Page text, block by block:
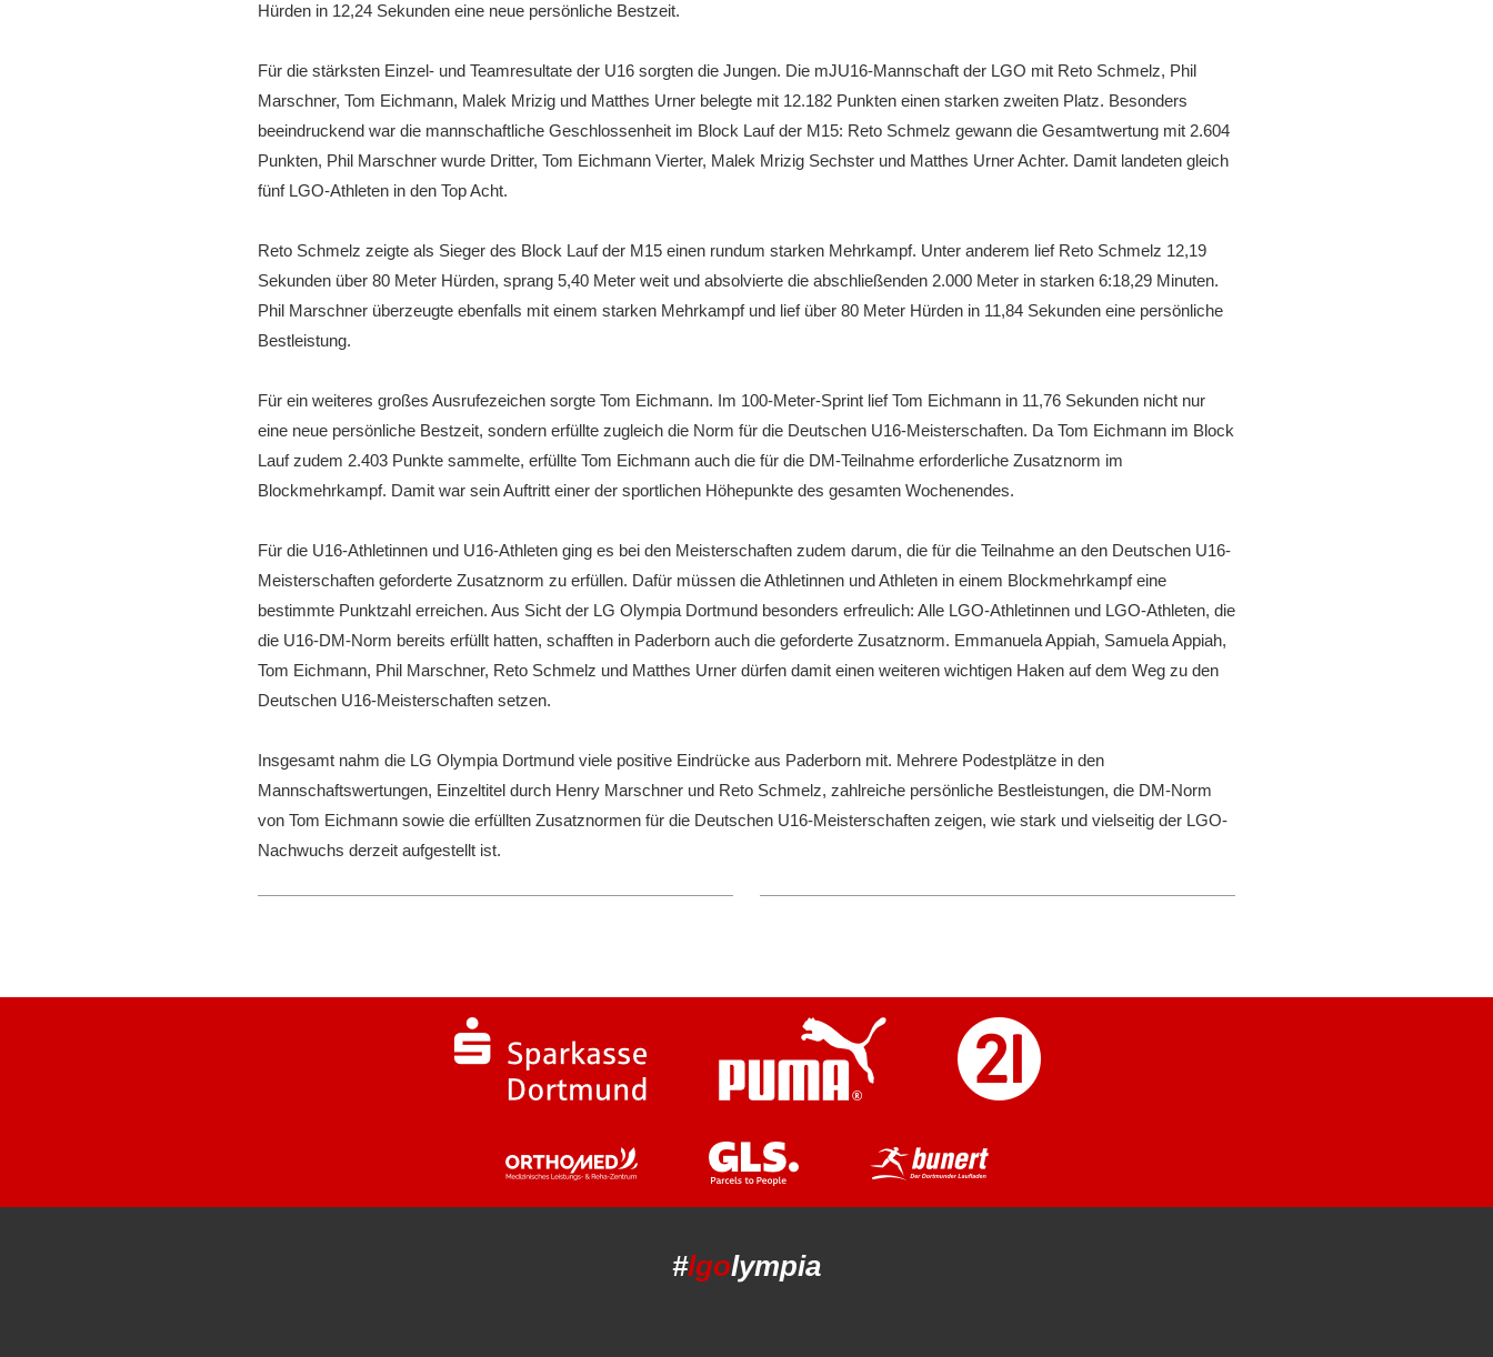
Hürden in 12,24 Sekunden eine neue persönliche Bestzeit.
Für die stärksten Einzel- und Teamresultate der U16 sorgten die Jungen. Die mJU16-Mannschaft der LGO mit Reto Schmelz, Phil
Marschner, Tom Eichmann, Malek Mrizig und Matthes Urner belegte mit 12.182 Punkten einen starken zweiten Platz. Besonders
beeindruckend war die mannschaftliche Geschlossenheit im Block Lauf der M15: Reto Schmelz gewann die Gesamtwertung mit 2.604
Punkten, Phil Marschner wurde Dritter, Tom Eichmann Vierter, Malek Mrizig Sechster und Matthes Urner Achter. Damit landeten gleich
fünf LGO-Athleten in den Top Acht.
Reto Schmelz zeigte als Sieger des Block Lauf der M15 einen rundum starken Mehrkampf. Unter anderem lief Reto Schmelz 12,19
Sekunden über 80 Meter Hürden, sprang 5,40 Meter weit und absolvierte die abschließenden 2.000 Meter in starken 6:18,29 Minuten.
Phil Marschner überzeugte ebenfalls mit einem starken Mehrkampf und lief über 80 Meter Hürden in 11,84 Sekunden eine persönliche
Bestleistung.
Für ein weiteres großes Ausrufezeichen sorgte Tom Eichmann. Im 100-Meter-Sprint lief Tom Eichmann in 11,76 Sekunden nicht nur
eine neue persönliche Bestzeit, sondern erfüllte zugleich die Norm für die Deutschen U16-Meisterschaften. Da Tom Eichmann im Block
Lauf zudem 2.403 Punkte sammelte, erfüllte Tom Eichmann auch die für die DM-Teilnahme erforderliche Zusatznorm im
Blockmehrkampf. Damit war sein Auftritt einer der sportlichen Höhepunkte des gesamten Wochenendes.
Für die U16-Athletinnen und U16-Athleten ging es bei den Meisterschaften zudem darum, die für die Teilnahme an den Deutschen U16-
Meisterschaften geforderte Zusatznorm zu erfüllen. Dafür müssen die Athletinnen und Athleten in einem Blockmehrkampf eine
bestimmte Punktzahl erreichen. Aus Sicht der LG Olympia Dortmund besonders erfreulich: Alle LGO-Athletinnen und LGO-Athleten, die
die U16-DM-Norm bereits erfüllt hatten, schafften in Paderborn auch die geforderte Zusatznorm. Emmanuela Appiah, Samuela Appiah,
Tom Eichmann, Phil Marschner, Reto Schmelz und Matthes Urner dürfen damit einen weiteren wichtigen Haken auf dem Weg zu den
Deutschen U16-Meisterschaften setzen.
Insgesamt nahm die LG Olympia Dortmund viele positive Eindrücke aus Paderborn mit. Mehrere Podestplätze in den
Mannschaftswertungen, Einzeltitel durch Henry Marschner und Reto Schmelz, zahlreiche persönliche Bestleistungen, die DM-Norm
von Tom Eichmann sowie die erfüllten Zusatznormen für die Deutschen U16-Meisterschaften zeigen, wie stark und vielseitig der LGO-
Nachwuchs derzeit aufgestellt ist.
#lgolympia